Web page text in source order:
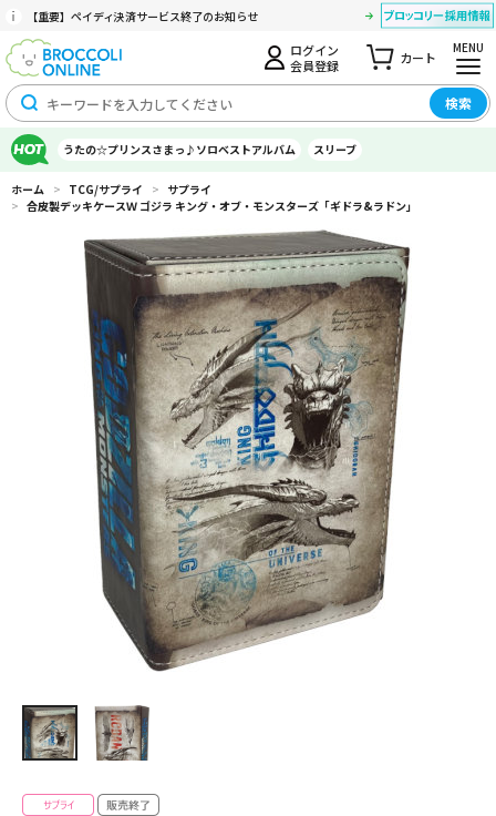
【重要】ペイディ決済サービス終了のお知らせ
ログイン
会員登録
カート
MENU
検索
うたの☆プリンスさまっ♪ソロベストアルバム スリーブ
ホーム > TCG/サプライ > サプライ
> 合皮製デッキケースＷ ゴジラ キング・オブ・モンスターズ「ギドラ&ラドン」